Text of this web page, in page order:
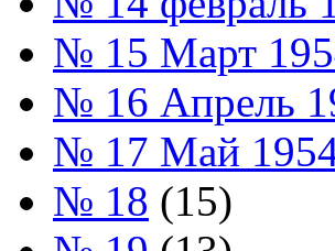
№ 15 Март
№ 16 Апрель
№ 17 Май 1954
№ 18 (15)